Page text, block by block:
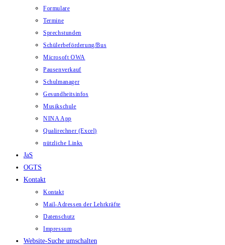
Formulare
Termine
Sprechstunden
Schülerbeförderung/Bus
Microsoft OWA
Pausenverkauf
Schulmanager
Gesundheitsinfos
Musikschule
NINA App
Qualirechner (Excel)
nützliche Links
JaS
OGTS
Kontakt
Kontakt
Mail-Adressen der Lehrkräfte
Datenschutz
Impressum
Website-Suche umschalten